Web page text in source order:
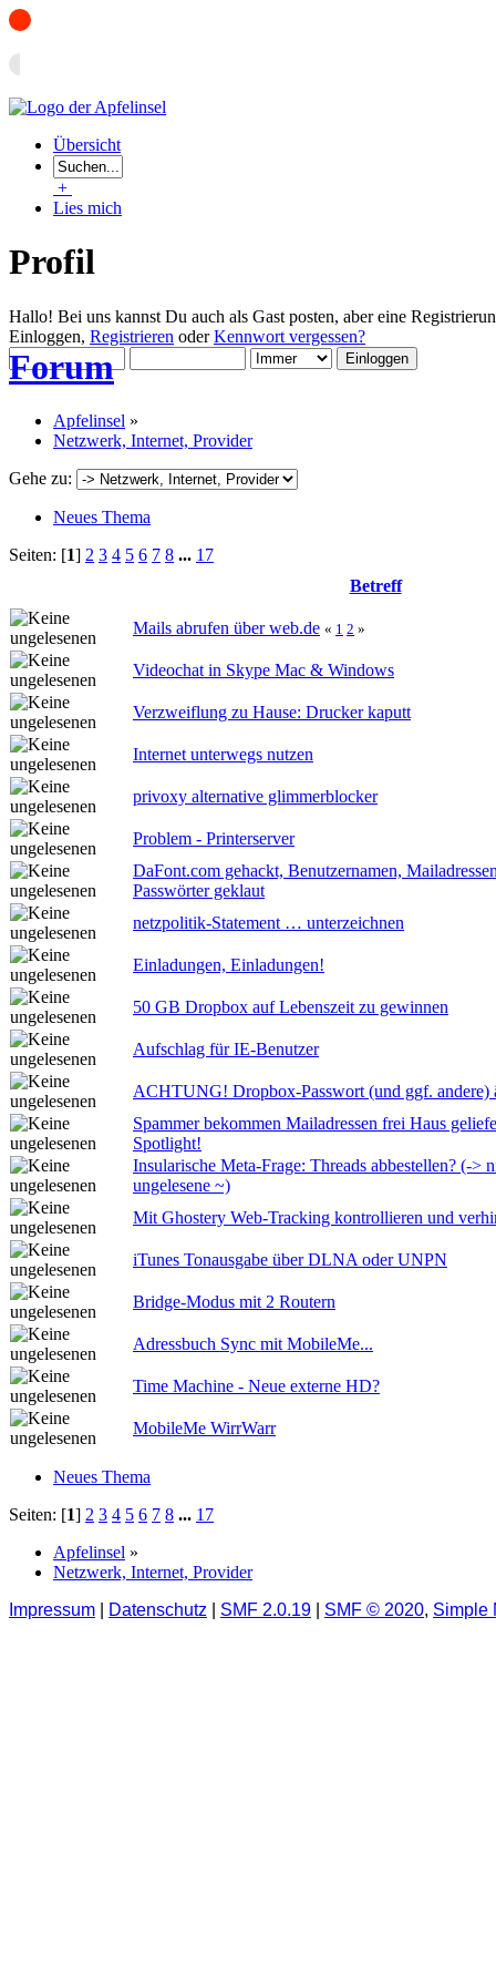
Übersicht
+
Lies mich
Profil
Hallo! Bei uns kannst Du auch als Gast posten, aber eine
Einloggen, Registrieren oderKennwort vergessen?
Forum
Apfelinsel »
Netzwerk, Internet, Provider
Gehe zu:
Neues Thema
Seiten: [1] 2 3 4 5 6 7 8 ... 17
Betreff
Mails abrufen über web.de « 1 2 »
Videochat in Skype Mac & Windows
Verzweiflung zu Hause: Drucker kaputt
Internet unterwegs nutzen
privoxy alternative glimmerblocker
Problem - Printerserver
DaFont.com gehackt, Benutzernamen,
Passwörter geklaut
netzpolitik-Statement … unterzeichnen
Einladungen, Einladungen!
50 GB Dropbox auf Lebenszeit zu gewinnen
Aufschlag für IE-Benutzer
ACHTUNG! Dropbox-Passwort (und ggf. andere)
Spammer bekommen Mailadressen frei Haus
Spotlight!
Insularische Meta-Frage: Threads abbestellen? (->
ungelesene ~)
Mit Ghostery Web-Tracking kontrollieren und
iTunes Tonausgabe über DLNA oder UNPN
Bridge-Modus mit 2 Routern
Adressbuch Sync mit MobileMe...
Time Machine - Neue externe HD?
MobileMe WirrWarr
Neues Thema
Seiten: [1] 2 3 4 5 6 7 8 ... 17
Apfelinsel »
Netzwerk, Internet, Provider
Impressum
Datenschutz SMF 2.0.19 SMF © 2020, Simple